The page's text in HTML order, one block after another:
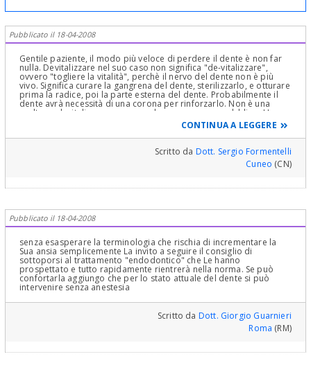
Pubblicato il 18-04-2008
Gentile paziente, il modo più veloce di perdere il dente è non far
nulla. Devitalizzare nel suo caso non significa "de-vitalizzare",
ovvero "togliere la vitalità", perchè il nervo del dente non è più
vivo. Significa curare la gangrena del dente, sterilizzarlo, e otturare
prima la radice, poi la parte esterna del dente. Probabilmente il
dente avrà necessità di una corona per rinforzarlo. Non è una
scelta se devitalizzare o meno nel suo caso, ma un obbligo. Un
ascesso le avvelena il sangue con i suoi batteri, con gravi rischi per
CONTINUA A LEGGERE
Scritto da Dott. Sergio Formentelli
Cuneo (CN)
Pubblicato il 18-04-2008
senza esasperare la terminologia che rischia di incrementare la
Sua ansia semplicemente La invito a seguire il consiglio di
sottoporsi al trattamento "endodontico" che Le hanno
prospettato e tutto rapidamente rientrerà nella norma. Se può
confortarla aggiungo che per lo stato attuale del dente si può
intervenire senza anestesia
Scritto da Dott. Giorgio Guarnieri
Roma (RM)